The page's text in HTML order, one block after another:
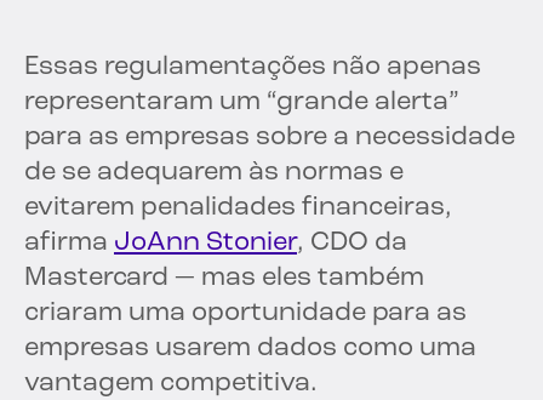
Essas regulamentações não apenas
representaram um “grande alerta”
para as empresas sobre a necessidade
de se adequarem às normas e
evitarem penalidades financeiras,
afirma JoAnn Stonier, CDO da
Mastercard — mas eles também
criaram uma oportunidade para as
empresas usarem dados como uma
vantagem competitiva.